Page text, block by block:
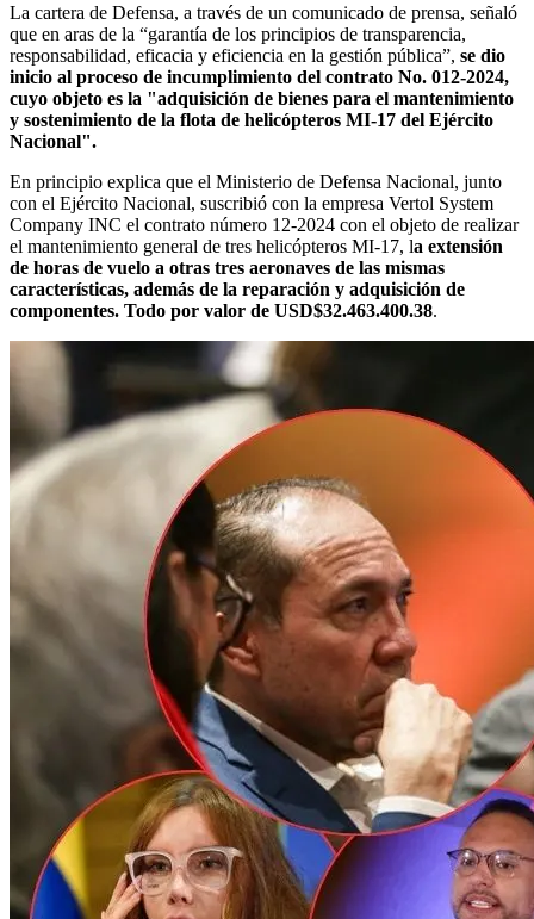
La cartera de Defensa, a través de un comunicado de prensa, señaló
que en aras de la “garantía de los principios de transparencia,
responsabilidad, eficacia y eficiencia en la gestión pública”, se dio
inicio al proceso de incumplimiento del contrato No. 012-2024,
cuyo objeto es la "adquisición de bienes para el mantenimiento
y sostenimiento de la flota de helicópteros MI-17 del Ejército
Nacional".
En principio explica que el Ministerio de Defensa Nacional, junto
con el Ejército Nacional, suscribió con la empresa Vertol System
Company INC el contrato número 12-2024 con el objeto de realizar
el mantenimiento general de tres helicópteros MI-17, la extensión
de horas de vuelo a otras tres aeronaves de las mismas
características, además de la reparación y adquisición de
componentes. Todo por valor de USD$32.463.400.38.